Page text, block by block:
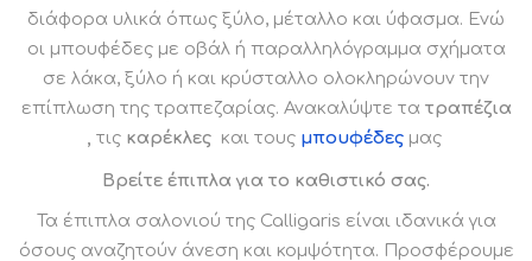
διάφορα υλικά όπως ξύλο, μέταλλο και ύφασμα. Ενώ
οι μπουφέδες με οβάλ ή παραλληλόγραμμα σχήματα
σε λάκα, ξύλο ή και κρύσταλλο ολοκληρώνουν την
επίπλωση της τραπεζαρίας. Ανακαλύψτε τα τραπέζια
τις καρέκλες και τους μπουφέδες μας
Βρείτε έπιπλα για το καθιστικό σας.
Τα έπιπλα σαλονιού της Calligaris είναι ιδανικά για
όσους αναζητούν άνεση και κομψότητα. Προσφέρουμε